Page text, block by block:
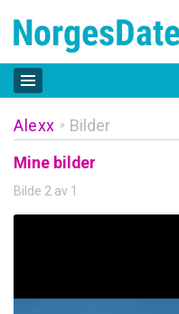
Alexx » Bilder
Mine bilder
Bilde 2 av 1